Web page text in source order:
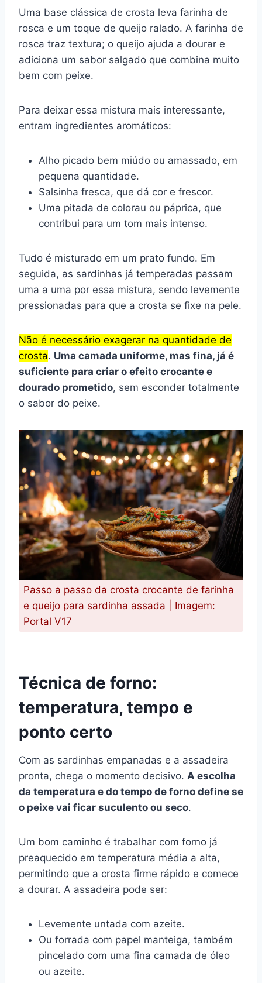
Uma base clássica de crosta leva farinha de
rosca e um toque de queijo ralado. A farinha de
rosca traz textura; o queijo ajuda a dourar e
adiciona um sabor salgado que combina muito
bem com peixe.
Para deixar essa mistura mais interessante,
entram ingredientes aromáticos:
Alho picado bem miúdo ou amassado, em
pequena quantidade.
Salsinha fresca, que dá cor e frescor.
Uma pitada de colorau ou páprica, que
contribui para um tom mais intenso.
Tudo é misturado em um prato fundo. Em
seguida, as sardinhas já temperadas passam
uma a uma por essa mistura, sendo levemente
pressionadas para que a crosta se fixe na pele.
Não é necessário exagerar na quantidade de
crosta. Uma camada uniforme, mas fina, já é
suficiente para criar o efeito crocante e
dourado prometido, sem esconder totalmente
o sabor do peixe.
Passo a passo da crosta crocante de farinha
e queijo para sardinha assada | Imagem:
Portal V17
Técnica de forno:
temperatura, tempo e
ponto certo
Com as sardinhas empanadas e a assadeira
pronta, chega o momento decisivo. A escolha
da temperatura e do tempo de forno define se
o peixe vai ficar suculento ou seco.
Um bom caminho é trabalhar com forno já
preaquecido em temperatura média a alta,
permitindo que a crosta firme rápido e comece
a dourar. A assadeira pode ser:
Levemente untada com azeite.
Ou forrada com papel manteiga, também
pincelado com uma fina camada de óleo
ou azeite.